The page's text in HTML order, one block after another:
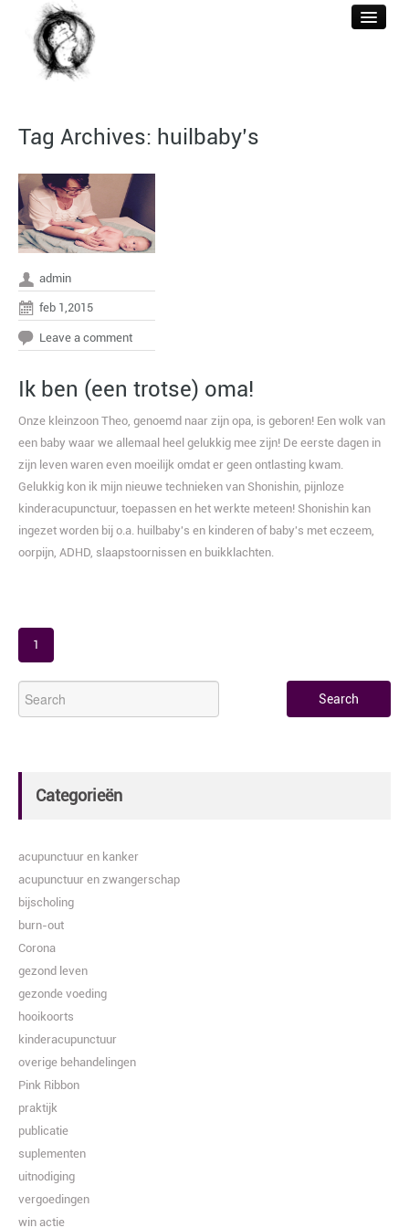
ACUPUNCTUUR
BEHANDELINGEN
REFERENTIES
BERICHTEN
CONTACT & TARIEF
Tag Archives: huilbaby’s
admin
feb 1,2015
Leave a comment
Ik ben (een trotse) oma!
Onze kleinzoon Theo, genoemd naar zijn opa, is geboren! Een wolk van
een baby waar we allemaal heel gelukkig mee zijn! De eerste dagen in
zijn leven waren even moeilijk omdat er geen ontlasting kwam.
Gelukkig kon ik mijn nieuwe technieken van Shonishin, pijnloze
kinderacupunctuur, toepassen en het werkte meteen! Shonishin kan
ingezet worden bij o.a. huilbaby's en kinderen of baby's met eczeem,
oorpijn, ADHD, slaapstoornissen en buikklachten.
1
Categorieën
acupunctuur en kanker
acupunctuur en zwangerschap
bijscholing
burn-out
Corona
gezond leven
gezonde voeding
hooikoorts
kinderacupunctuur
overige behandelingen
Pink Ribbon
praktijk
publicatie
suplementen
uitnodiging
vergoedingen
win actie